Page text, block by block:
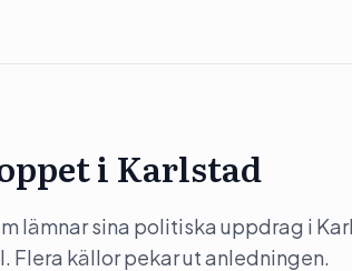
i Karlstad
lämnar sina politiska uppdrag i
Flera källor pekar ut anledningen.